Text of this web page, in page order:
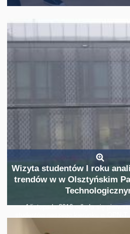
Wizyta studentów I roku
trendów w w Olsztyńskim
4 listopada 2016 odbyła się
osób obejrzeliśmy prezentację na
startupów, poznaliśmy